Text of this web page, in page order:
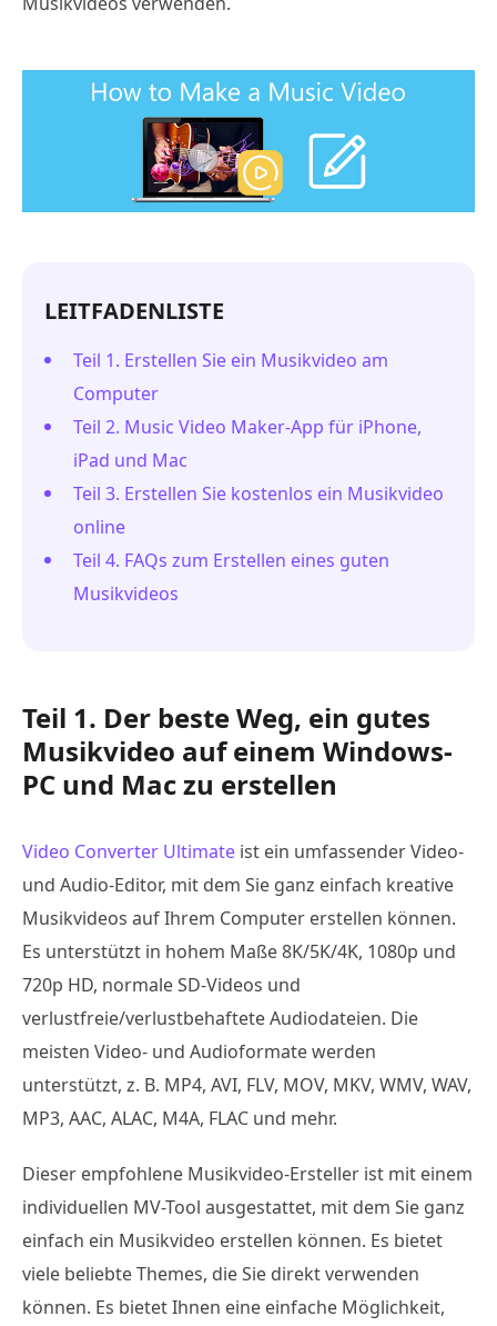
LEITFADENLISTE
Teil 1. Erstellen Sie ein Musikvideo am
Computer
Teil 2. Music Video Maker-App für iPhone,
iPad und Mac
Teil 3. Erstellen Sie kostenlos ein Musikvideo
online
Teil 4. FAQs zum Erstellen eines guten
Musikvideos
Teil 1. Der beste Weg, ein gutes
Musikvideo auf einem Windows-
PC und Mac zu erstellen
Video Converter Ultimate ist ein umfassender Video-
und Audio-Editor, mit dem Sie ganz einfach kreative
Musikvideos auf Ihrem Computer erstellen können.
Es unterstützt in hohem Maße 8K/5K/4K, 1080p und
720p HD, normale SD-Videos und
verlustfreie/verlustbehaftete Audiodateien. Die
meisten Video- und Audioformate werden
unterstützt, z. B. MP4, AVI, FLV, MOV, MKV, WMV, WAV,
MP3, AAC, ALAC, M4A, FLAC und mehr.
Dieser empfohlene Musikvideo-Ersteller ist mit einem
individuellen MV-Tool ausgestattet, mit dem Sie ganz
einfach ein Musikvideo erstellen können. Es bietet
viele beliebte Themes, die Sie direkt verwenden
können. Es bietet Ihnen eine einfache Möglichkeit,